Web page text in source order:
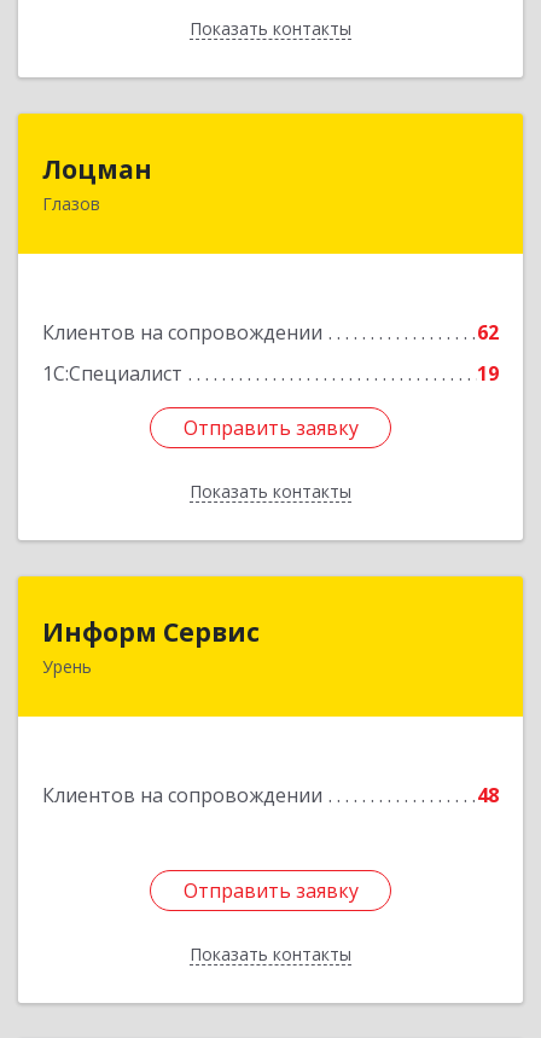
Показать контакты
Назад
Лоцман
Глазов
Клиентов на сопровождении
62
1С:Специалист
19
Отправить заявку
Показать контакты
427620, Удмуртская Респ, Глазов г, Сибирская
Отправить заявку
Назад
Информ Сервис
Урень
Клиентов на сопровождении 48
Отправить заявку
Показать контакты
Отправить заявку
Назад